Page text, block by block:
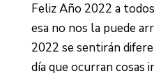
Feliz Año 2022 a
esa no nos la puede
2022 se sentirán
día que ocurran cosas